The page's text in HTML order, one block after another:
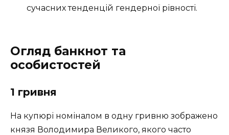
сучасних тенденцій гендерної рівності.
Огляд банкнот та
особистостей
1 гривня
На купюрі номіналом в одну гривню зображено
князя Володимира Великого, якого часто